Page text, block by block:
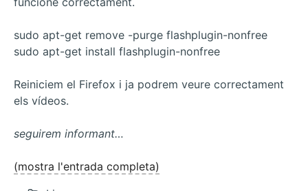
sudo apt-get remove -purge flashplugin-nonfree
sudo apt-get install flashplugin-nonfree
Reiniciem el Firefox i ja podrem veure correctament
els vídeos.
seguirem informant…
(mostra l'entrada completa)